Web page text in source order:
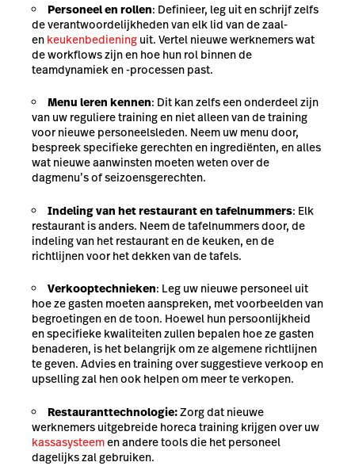
Personeel en rollen: Definieer, leg uit en schrijf zelfs
de verantwoordelijkheden van elk lid van de zaal-
en keukenbediening uit. Vertel nieuwe werknemers wat
de workflows zijn en hoe hun rol binnen de
teamdynamiek en -processen past.
Menu leren kennen: Dit kan zelfs een onderdeel zijn
van uw reguliere training en niet alleen van de training
voor nieuwe personeelsleden. Neem uw menu door,
bespreek specifieke gerechten en ingrediënten, en alles
wat nieuwe aanwinsten moeten weten over de
dagmenu’s of seizoensgerechten.
Indeling van het restaurant en tafelnummers: Elk
restaurant is anders. Neem de tafelnummers door, de
indeling van het restaurant en de keuken, en de
richtlijnen voor het dekken van de tafels.
Verkooptechnieken: Leg uw nieuwe personeel uit
hoe ze gasten moeten aanspreken, met voorbeelden van
begroetingen en de toon. Hoewel hun persoonlijkheid
en specifieke kwaliteiten zullen bepalen hoe ze gasten
benaderen, is het belangrijk om ze algemene richtlijnen
te geven. Advies en training over suggestieve verkoop en
upselling zal hen ook helpen om meer te verkopen.
Restauranttechnologie:Zorg dat nieuwe
werknemers uitgebreide horeca training krijgen over uw
kassasysteemen andere tools die het personeel
dagelijks zal gebruiken.